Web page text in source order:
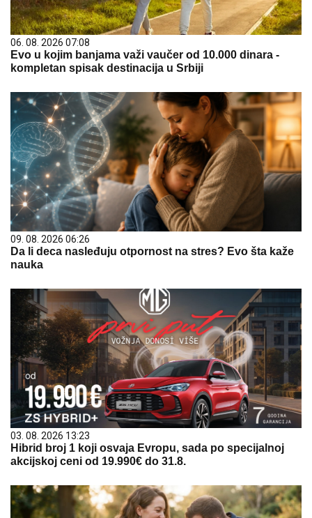
06. 08. 2026 07:08
Evo u kojim banjama važi vaučer od 10.000 dinara -
kompletan spisak destinacija u Srbiji
09. 08. 2026 06:26
Da li deca nasleđuju otpornost na stres? Evo šta kaže
nauka
03. 08. 2026 13:23
Hibrid broj 1 koji osvaja Evropu, sada po specijalnoj
akcijskoj ceni od 19.990€ do 31.8.